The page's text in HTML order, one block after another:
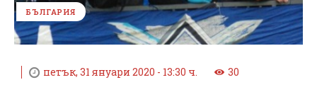
БЪЛГАРИЯ
петък, 31 януари 2020 - 13:30 ч. 30